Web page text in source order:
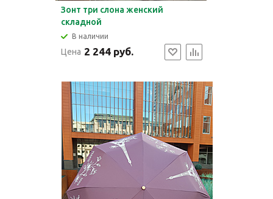
Зонт три слона женский
складной
В наличии
Цена 2 244 руб.